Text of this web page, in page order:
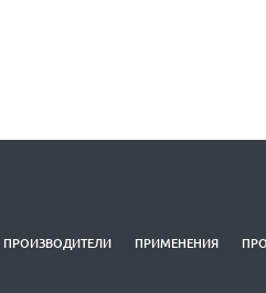
ПРОИЗВОДИТЕЛИ ПРИМЕНЕНИЯ